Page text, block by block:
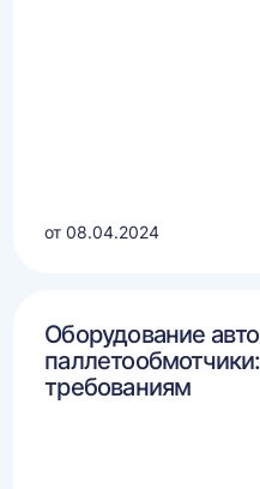
от 08.04.2024
Оборудование
требованиям